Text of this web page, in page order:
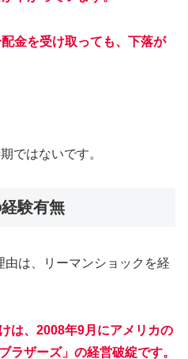
金を受け取っても、下落が
ではないです。
験有無
由は、リーマンショックを経
は、2008年9月にアメリカの
ラザーズ」の経営破綻です。